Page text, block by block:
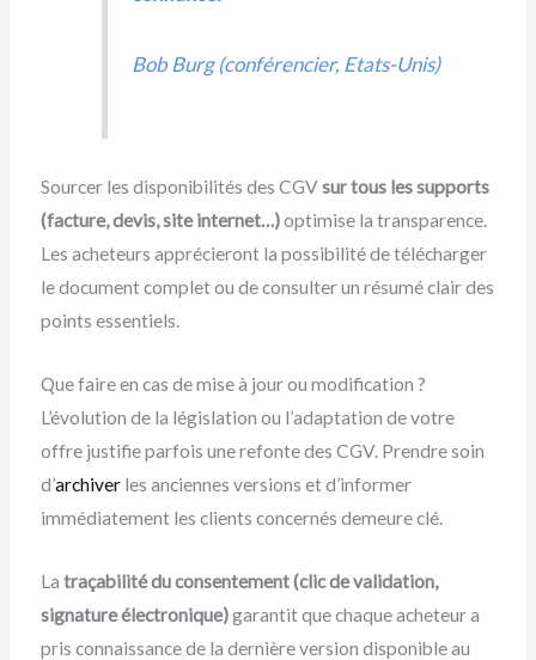
Bob Burg (conférencier, Etats-Unis)
Sourcer les disponibilités des CGVsur tous les supports
(facture, devis, site internet…)optimise la transparence.
Les acheteurs apprécieront la possibilité de télécharger
le document complet ou de consulter un résumé clair des
points essentiels.
Que faire en cas de mise à jour ou modification ?
L’évolution de la législation ou l’adaptation de votre
offre justifie parfois une refonte des CGV. Prendre soin
d’archiverles anciennes versions et d’informer
immédiatement les clients concernés demeure clé.
La traçabilité du consentement (clic de validation,
signature électronique)garantit que chaque acheteur a
pris connaissance de la dernière version disponible au